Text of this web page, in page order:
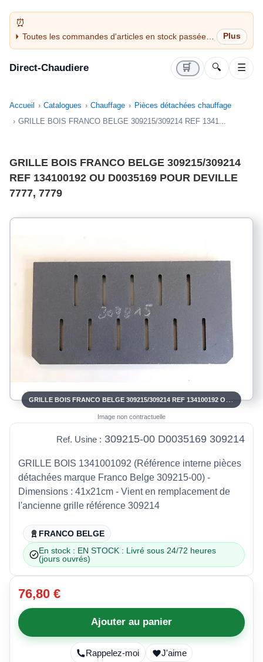
Toutes les commandes d'articles en stock passées
avant 14H sont expédiées le jour même (jours
Direct-Chaudiere 🛒 🔍 ☰
Accueil Catalogues Chauffage
Pièces détachées chauffage
GRILLE BOIS FRANCO BELGE 309215/309214 REF 1341...
GRILLE BOIS FRANCO BELGE 309215/309214
REF 134100192 OU D0035169 POUR DEVILLE
7777, 7779
Image non contractuelle
Ref. Usine : 309215-00 D0035169 309214
GRILLE BOIS 1341001092 (Référence interne pièces
détachées marque Franco Belge 309215-00) -
Dimensions : 41x21cm - Vient en remplacement de
l'ancienne grille référence 309214
FRANCO BELGE
En stock : EN STOCK : Livré sous 24/72 heures
(jours ouvrés)
76,80 €
Ajouter au panier
Rappelez-moi J'aime